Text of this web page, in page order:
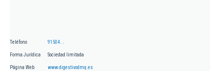
Teléfono 91504...
Forma Jurídica Sociedad limitada
Página Web www.digestivodmq.es